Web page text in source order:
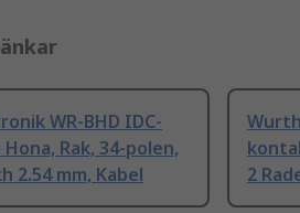
WR-BHD IDC-
Rak, 34-polen,
2.54 mm, Kabel
2